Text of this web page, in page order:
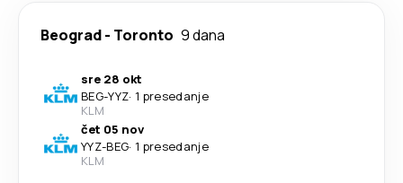
Beograd- Toronto 9 dana
sre 28 okt
BEG-YYZ· 1 presedanje
KLM
čet 05 nov
YYZ-BEG· 1 presedanje
KLM